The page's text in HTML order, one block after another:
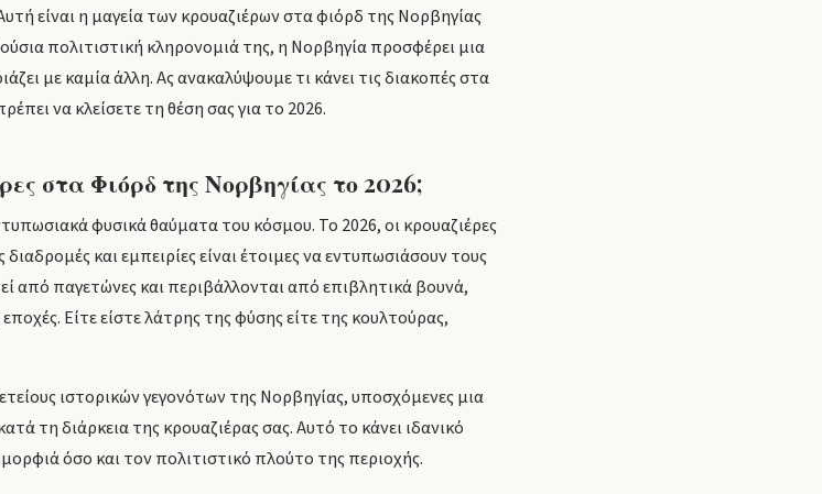
είναι η μαγεία των κρουαζιέρων στα φιόρδ της Νορβηγίας
πολιτιστική κληρονομιά της, η Νορβηγία προσφέρει μια
με καμία άλλη. Ας ανακαλύψουμε τι κάνει τις διακοπές στα
να κλείσετε τη θέση σας για το 2026.
στα Φιόρδ της Νορβηγίας το 2026;
φυσικά θαύματα του κόσμου. Το 2026, οι κρουαζιέρες
και εμπειρίες είναι έτοιμες να εντυπωσιάσουν τους
από παγετώνες και περιβάλλονται από επιβλητικά βουνά,
Είτε είστε λάτρης της φύσης είτε της κουλτούρας,
ιστορικών γεγονότων της Νορβηγίας, υποσχόμενες μια
τη διάρκεια της κρουαζιέρας σας. Αυτό το κάνει ιδανικό
όσο και τον πολιτιστικό πλούτο της περιοχής.